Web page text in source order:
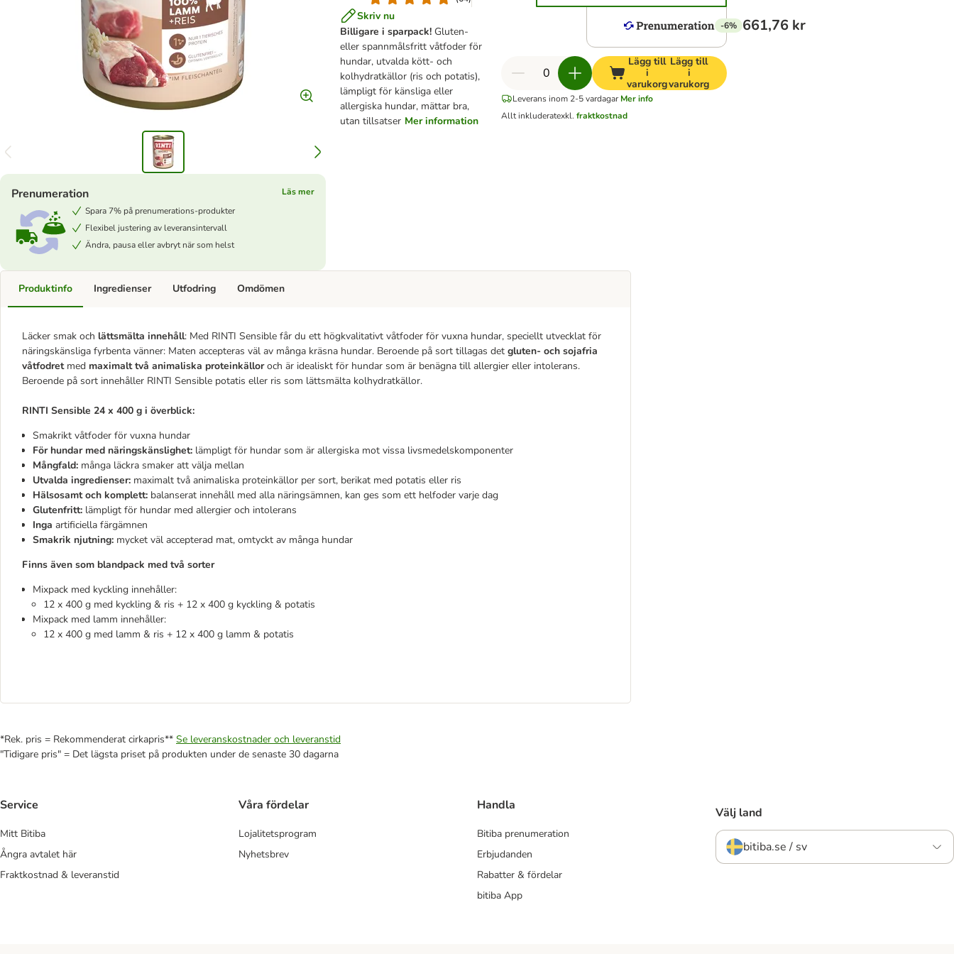
Skriv nu
Billigare i sparpack! Gluten-
eller spannmålsfritt våtfoder för
hundar, utvalda kött- och
kolhydratkällor (ris och potatis),
lämpligt för känsliga eller
allergiska hundar, mättar bra,
utan tillsatser Mer information
Prenumeration
Läs mer
Spara 7% på prenumerations-produkter
Flexibel justering av leveransintervall
Ändra, pausa eller avbryt när som helst
-6% 661,76 kr
Lägg till
i
varukorg
Lägg till
i
varukorg
Leverans inom 2-5 vardagar Mer info
Allt inkluderatexkl.fraktkostnad
Produktinfo
Läcker smak och lättsmälta innehåll: Med RINTI Sensible får du ett högkvalitativt våtfoder för vuxna hundar, speciellt utvecklat för
näringskänsliga fyrbenta vänner: Maten accepteras väl av många kräsna hundar. Beroende på sort tillagas det gluten- och sojafria
våtfodretmed maximalt två animaliska proteinkälloroch är idealiskt för hundar som är benägna till allergier eller intolerans.
Beroende på sort innehåller RINTI Sensible potatis eller ris som lättsmälta kolhydratkällor.
RINTI Sensible 24 x 400 g i överblick:
Smakrikt våtfoder för vuxna hundar
För hundar med näringskänslighet: lämpligt för hundar som är allergiska mot vissa livsmedelskomponenter
Mångfald: många läckra smaker att välja mellan
Utvalda ingredienser: maximalt två animaliska proteinkällor per sort, berikat med potatis eller ris
Hälsosamt och komplett: balanserat innehåll med alla näringsämnen, kan ges som ett helfoder varje dag
Glutenfritt: lämpligt för hundar med allergier och intolerans
Inga artificiella färgämnen
Smakrik njutning: mycket väl accepterad mat, omtyckt av många hundar
Finns även som blandpack med två sorter
Mixpack med kyckling innehåller:
12 x 400 g med kyckling & ris + 12 x 400 g kyckling & potatis
Mixpack med lamm innehåller:
12 x 400 g med lamm & ris + 12 x 400 g lamm & potatis
Ingredienser Utfodring Omdömen
*Rek. pris = Rekommenderat cirkapris** Se leveranskostnader och leveranstid
"Tidigare pris" = Det lägsta priset på produkten under de senaste 30 dagarna
Service
Mitt Bitiba
Ångra avtalet här
Fraktkostnad & leveranstid
Våra fördelar
Lojalitetsprogram
Nyhetsbrev
Handla
Bitiba prenumeration
Erbjudanden
Rabatter & fördelar
bitiba App
Välj land
bitiba.se / sv